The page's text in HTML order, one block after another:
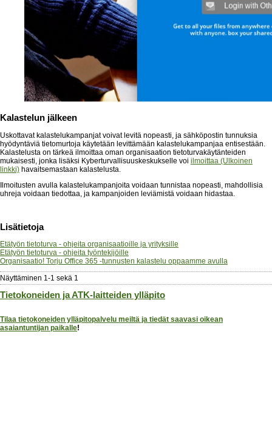
Kalastelun jälkeen
Uskottavat kalastelukampanjat voivat levitä nopeasti, ja sähköpostin tunnuksia
hyödyntäviä tietomurtoja käytetään levittämään kalastelukampanjaa entisestään.
Kalastelusta on tärkeä ilmoittaa oman organisaation tietoturvakäytänteiden
mukaisesti, jonka lisäksi Kyberturvallisuuskeskukselle voi ilmoittaa (Ulkoinen
linkki) havaitsemastaan kalastelusta.
Ilmoitusten avulla kalastelukampanjoita voidaan tunnistaa nopeasti, mahdollisia
uhreja voidaan tiedottaa, ja kampanjoiden leviämistä voidaan hidastaa.
Lisätietoja
Etätyön tietoturva - ohjeita organisaatioille ja yrityksille
Etätyön tietoturva - ohjeita työntekijöille
Organisaatio! Torju Office 365 -tunnusten kalastelu oppaamme avulla
Näyttäminen 1-1 sekä 1
Tietokoneiden ja ATK-laitteiden ylläpito
Tilaa tietokoneiden ylläpitopalvelu meiltä ja tiedät saavasi oikean
asaiantuntijan paikalle!